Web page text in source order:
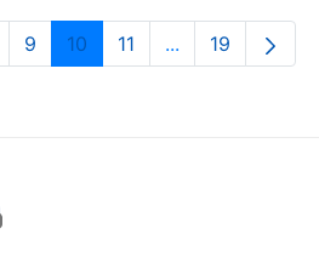
Pages Use TAB to
Orrialdea
9 Orrialdea
10 Orrialdea
11 ...Intermediate
Orrialdea
19